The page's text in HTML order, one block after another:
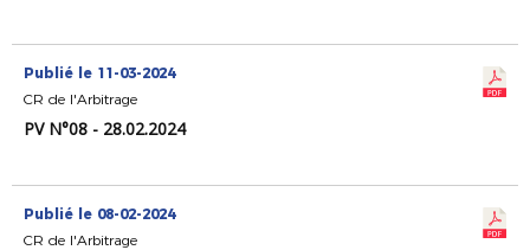
Publié le 11-03-2024
CR de l'Arbitrage
PV N°08 - 28.02.2024
Publié le 08-02-2024
CR de l'Arbitrage